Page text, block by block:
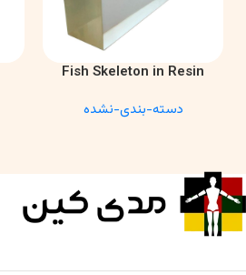
اطلاعات بیشتر
Fish Skeleton in Resin
Anatomy Specimen
دسته-بندی-نشده